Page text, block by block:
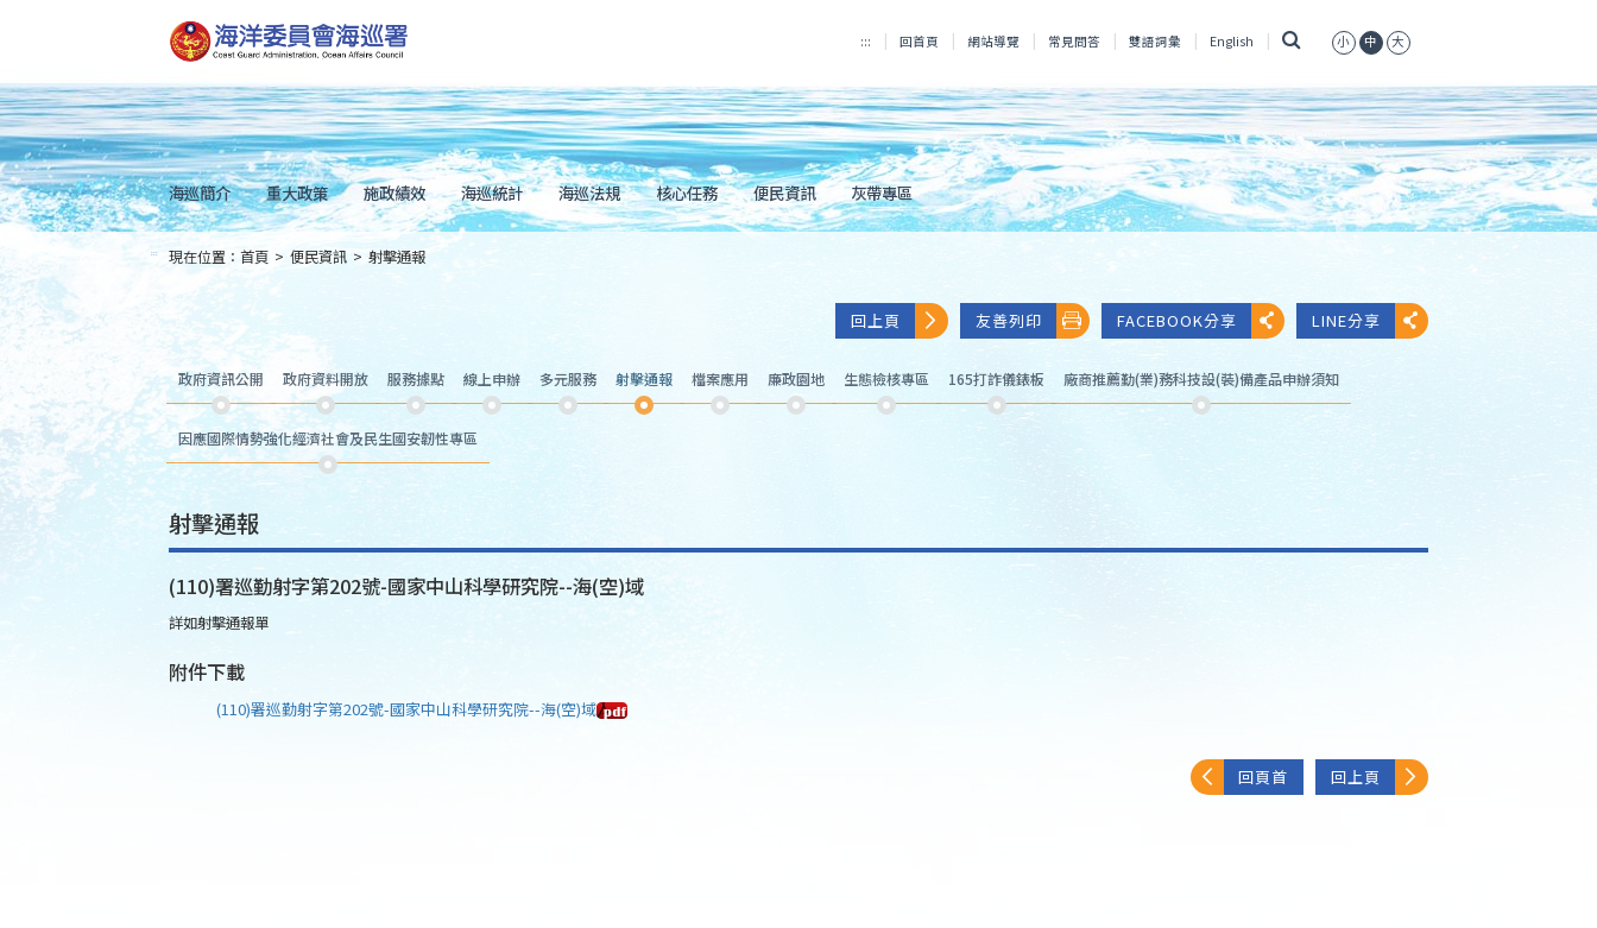
到
主
內
容
Skip
to
main
content
::: 回首頁 網站導覽 常見問答 雙語詞彙 English 小 中 大
海巡簡介 重大政策 施政績效 海巡統計 海巡法規 核心任務 便民資訊 灰帶專區
::: 現在位置： 首頁 > 便民資訊 > 射擊通報
回上頁 友善列印 FACEBOOK分享 LINE分享
政府資訊公開 政府資料開放 服務據點 線上申辦 多元服務 射擊通報 檔案應用 廉政園地 生態檢核專區 165打詐儀錶板 廠商推薦勤(業)務科技設(裝)備產品申辦須知
因應國際情勢強化經濟社會及民生國安韌性專區
射擊通報
(110)署巡勤射字第202號-國家中山科學研究院--海(空)域
詳如射擊通報單
附件下載
(110)署巡勤射字第202號-國家中山科學研究院--海(空)域
回頁首 回上頁